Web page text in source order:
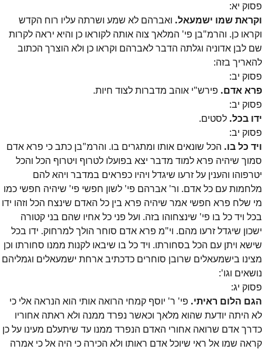
פסוק יא:
וקראת שמו ישמעאל. ואברהם לא שמע ושרתה עליו רוח הקדש
וקראו כן. והרמ"בן פי' המלאך צוה אותה לקוראו כן והיא יראה לקרות
שם לבן אדוניה וגלתה הדבר לאברהם וקראו כן ולא הוצרך הכתוב
להאריך בזה:
פסוק יב:
פרא אדם. פירש"י אוהב מדברות לצוד חיות.
פסוק יב:
ידו בכל. לסטים.
פסוק יב:
ויד כל בו. הכל שונאים אותו ומתגרים בו. והרמ"בן כתב כי פרא אדם
סמוך שיהיה פרא למוד מדבר יצא בפועלו לטרוף ויטרוף הכל והכל
יטרפוהו והענין על זרעו שיגדל ויהיו כפראים במדבר ויהא להם
מלחמות עם כל אדם. ור' אברהם פי' לשון חפשי פי' שיהיה חפשי כמו
מי שלח פרא חפשי אמר שיהיה פרא בין כל האדם שינצח הכל וזהו ידו
בכל ויד כל בו פי' שינצחוהו בזה. ועל פני כל אחיו שהם בני קטורה
ישכון שיגדל זרעו מהם. וי"מ פרא אדם סוחר הולך למרחוק. ידו בכל
שישא ויתן עם הכל בסחורתו. ויד כל בו שיבאו לקנות ממנו סחורתו וכן
מצינו בישמעאלים שרובן סוחרים כדכתיב ארחת ישמעאלים וגמליהם
נושאים וגו':
פסוק יג:
הגם הלום ראיתי. פי' ר' יוסף קמחי הרואה אותי הוא הנראה אלי כי
לא היתה יודעת שהוא מלאך וכאשר נפרד ממנה ולא ראתה אחוריו
כדרך אדם שרואה אחורי האדם הנפרד ממנו עד שיתעלם מעינו על כן
קראה שמו אל ראי שיוכל אדם ראותו ולא הכירה כי היה אל כי אמרה